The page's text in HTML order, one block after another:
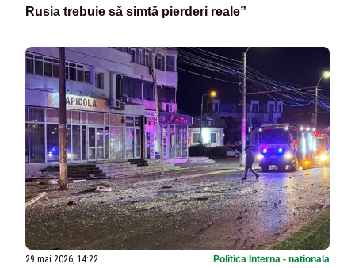
Rusia trebuie să simtă pierderi reale”
29 mai 2026, 14:22 Politica Interna - nationala